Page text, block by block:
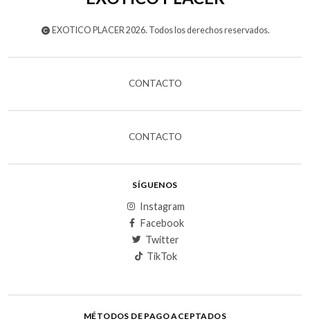
EXOTICO PLACER 2026. Todos los derechos reservados.
CONTACTO
CONTACTO
SÍGUENOS
Instagram
Facebook
Twitter
TikTok
MÉTODOS DE PAGO ACEPTADOS